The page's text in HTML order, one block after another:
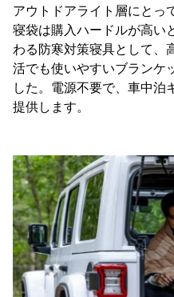
アウトドアライト層にとっ
寝袋は購入ハードルが高い
わる防寒対策寝具として、
活でも使いやすいブランケ
した。電源不要で、車中泊
提供します。